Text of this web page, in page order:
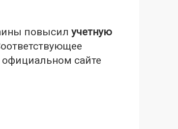
повысил учетную
сайте